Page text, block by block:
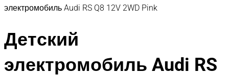
электромобиль Audi RS Q8 12V 2WD Pink
Детский
электромобиль Audi RS